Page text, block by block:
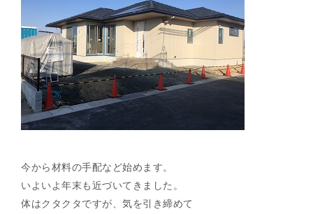
今から材料の手配など始めます。
いよいよ年末も近づいてきました。
体はクタクタですが、気を引き締めて